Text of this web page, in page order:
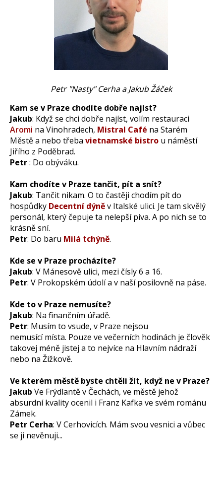
Petr "Nasty" Cerha a Jakub Žáček
Kam se v Praze chodíte dobře najíst?
Jakub: Když se chci dobře najíst, volím restauraci
Aromi na Vinohradech, Mistral Café na Starém
Městě a nebo třeba vietnamské bistro u náměstí
Jiřího z Poděbrad.
Petr: Do obýváku.
Kam chodíte v Praze tančit, pít a snít?
Jakub: Tančit nikam. O to častěji chodím pít do
hospůdky Decentní dýněv Italské ulici. Je tam skvělý
personál, který čepuje ta nelepší piva. A po nich se to
krásně sní.
Petr: Do baru Milá tchýně.
Kde se v Praze procházíte?
Jakub: V Mánesově ulici, mezi čísly 6 a 16.
Petr: V Prokopském údolí a v naší posilovně na páse.
Kde to v Praze nemusíte?
Jakub: Na finančním úřadě.
Petr: Musím to vsude, v Praze nejsou
nemusící místa. Pouze ve večerních hodinách je člověk
takovej méně jistej a to nejvíce na Hlavním nádraží
nebo na Žižkově.
Ve kterém městě byste chtěli žít, když ne v Praze?
Jakub Ve Frýdlantě v Čechách, ve městě jehož
absurdní kvality ocenil i Franz Kafka ve svém románu
Zámek.
Petr Cerha: V Cerhovicích. Mám svou vesnici a vůbec
se ji nevěnuji...